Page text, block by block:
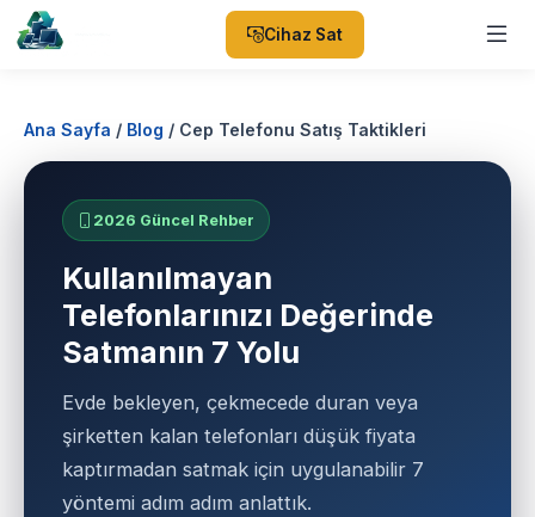
Cihaz Sat
Ana Sayfa / Blog / Cep Telefonu Satış Taktikleri
2026 Güncel Rehber
Kullanılmayan
Telefonlarınızı Değerinde
Satmanın 7 Yolu
Evde bekleyen, çekmecede duran veya
şirketten kalan telefonları düşük fiyata
kaptırmadan satmak için uygulanabilir 7
yöntemi adım adım anlattık.